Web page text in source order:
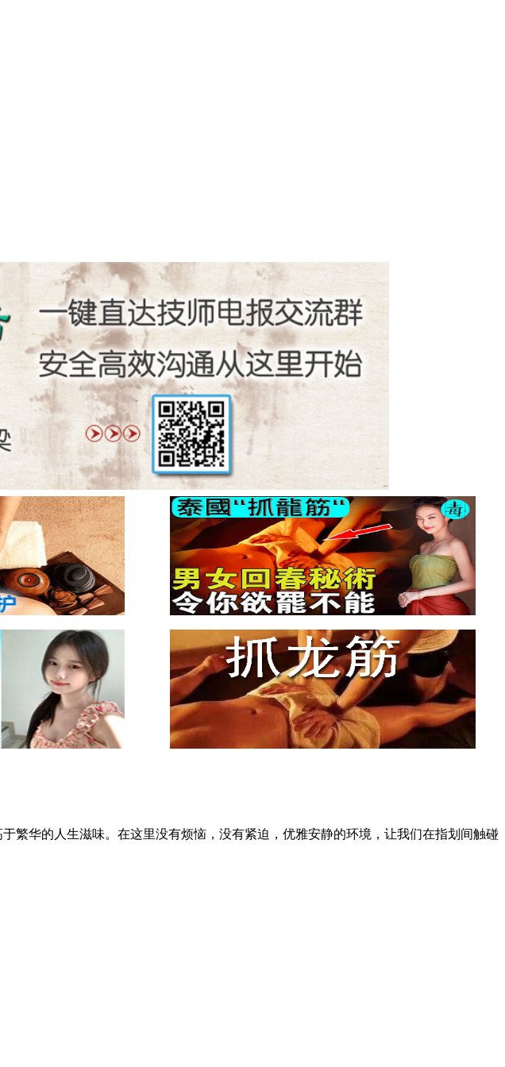
繁华的人生滋味。在这里没有烦恼，没有紧迫，优雅安静的环境，让我们在指划间触碰